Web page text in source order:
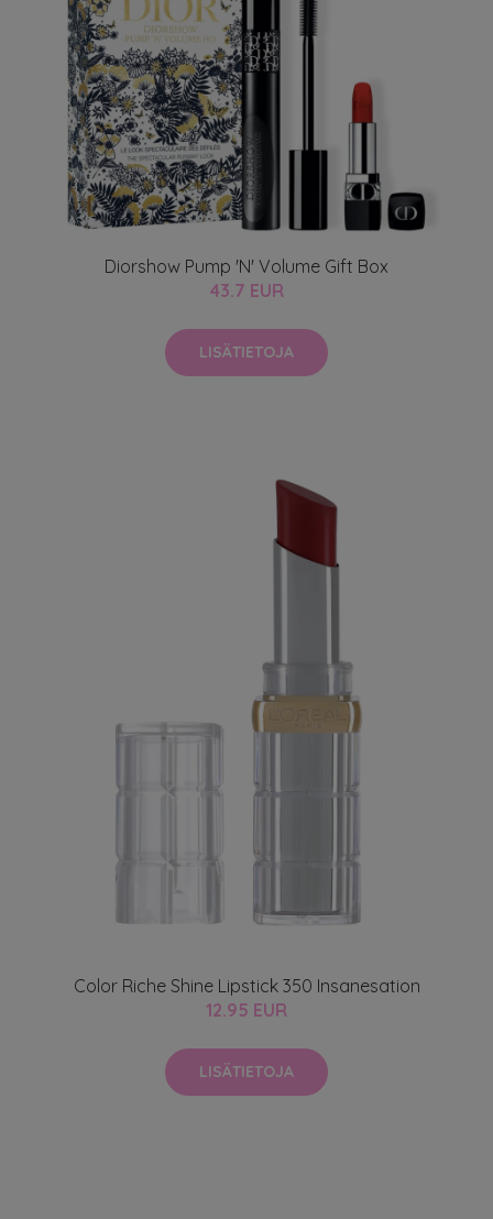
Diorshow Pump 'N' Volume Gift Box
43.7 EUR
LISÄTIETOJA
Color Riche Shine Lipstick 350 Insanesation
12.95 EUR
LISÄTIETOJA